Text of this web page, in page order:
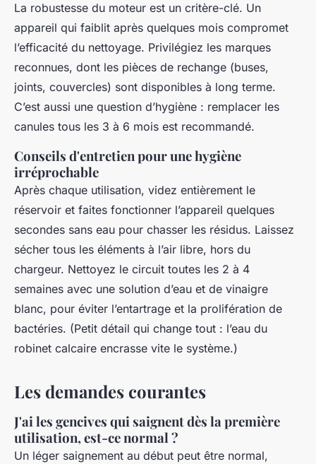
La robustesse du moteur est un critère-clé. Un
appareil qui faiblit après quelques mois compromet
l’efficacité du nettoyage. Privilégiez les marques
reconnues, dont les pièces de rechange (buses,
joints, couvercles) sont disponibles à long terme.
C’est aussi une question d’hygiène : remplacer les
canules tous les 3 à 6 mois est recommandé.
Conseils d'entretien pour une hygiène
irréprochable
Après chaque utilisation, videz entièrement le
réservoir et faites fonctionner l’appareil quelques
secondes sans eau pour chasser les résidus. Laissez
sécher tous les éléments à l’air libre, hors du
chargeur. Nettoyez le circuit toutes les 2 à 4
semaines avec une solution d’eau et de vinaigre
blanc, pour éviter l’entartrage et la prolifération de
bactéries. (Petit détail qui change tout : l’eau du
robinet calcaire encrasse vite le système.)
Les demandes courantes
J'ai les gencives qui saignent dès la première
utilisation, est-ce normal ?
Un léger saignement au début peut être normal,